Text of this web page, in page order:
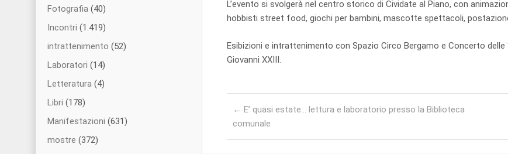
L’evento si svolgerà nel centro storico di Cividate al Piano, con
hobbisti street food, giochi per bambini, mascotte spettacoli,
Esibizioni e intrattenimento con Spazio Circo Bergamo e Concerto delle
Giovanni XXIII.
← E’ quasi estate… lettura e laboratorio presso la Biblioteca
comunale
Fotografia (40)
Incontri (1.419)
intrattenimento (52)
Laboratori (14)
Letteratura (4)
Libri (178)
Manifestazioni (631)
mostre (372)